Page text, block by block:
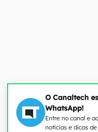
O Canaltech
WhatsApp!
Entre no canal e
notícias e dicas